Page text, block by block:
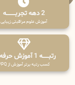
2 دهه تجربـــــــــه
آموزش علوم مراقبتی زیبایی
رتبــــــه 1 آموزش حرفه ای
کسب رتبه برتر آموزش از PPQ